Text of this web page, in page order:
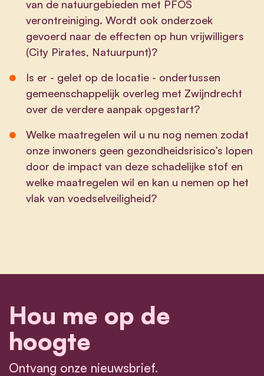
van de natuurgebieden met PFOS
verontreiniging. Wordt ook onderzoek
gevoerd naar de effecten op hun vrijwilligers
(City Pirates, Natuurpunt)?
Is er - gelet op de locatie - ondertussen
gemeenschappelijk overleg met Zwijndrecht
over de verdere aanpak opgestart?
Welke maatregelen wil u nu nog nemen zodat
onze inwoners geen gezondheidsrisico’s lopen
door de impact van deze schadelijke stof en
welke maatregelen wil en kan u nemen op het
vlak van voedselveiligheid?
Hou me op de
hoogte
Ontvang onze nieuwsbrief.